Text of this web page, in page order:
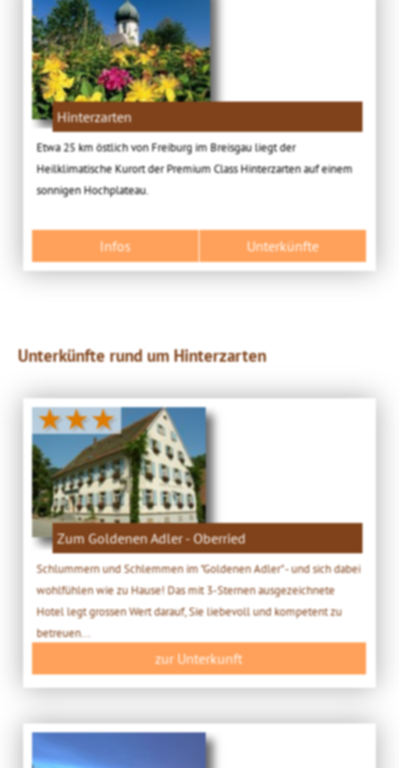
Hinterzarten
Etwa 25 km östlich von Freiburg im Breisgau liegt der
Heilklimatische Kurort der Premium Class Hinterzarten auf einem
sonnigen Hochplateau.
Infos Unterkünfte
Unterkünfte rund um Hinterzarten
★★★
Zum Goldenen Adler - Oberried
Schlummern und Schlemmen im "Goldenen Adler" - und sich dabei
wohlfühlen wie zu Hause! Das mit 3-Sternen ausgezeichnete
Hotel legt grossen Wert darauf, Sie liebevoll und kompetent zu
betreuen...
zur Unterkunft